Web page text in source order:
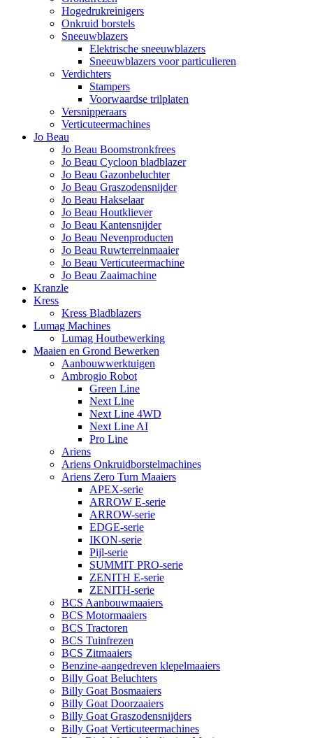
Hogedrukreinigers
Onkruid borstels
Sneeuwblazers
Elektrische sneeuwblazers
Sneeuwblazers voor particulieren
Verdichters
Stampers
Voorwaardse trilplaten
Versnipperaars
Verticuteermachines
Jo Beau
Jo Beau Boomstronkfrees
Jo Beau Cycloon bladblazer
Jo Beau Gazonbeluchter
Jo Beau Graszodensnijder
Jo Beau Hakselaar
Jo Beau Houtkliever
Jo Beau Kantensnijder
Jo Beau Nevenproducten
Jo Beau Ruwterreinmaaier
Jo Beau Verticuteermachine
Jo Beau Zaaimachine
Kranzle
Kress
Kress Bladblazers
Lumag Machines
Lumag Houtbewerking
Maaien en Grond Bewerken
Aanbouwwerktuigen
Ambrogio Robot
Green Line
Next Line
Next Line 4WD
Next Line AI
Pro Line
Ariens
Ariens Onkruidborstelmachines
Ariens Zero Turn Maaiers
APEX-serie
ARROW E-serie
ARROW-serie
EDGE-serie
IKON-serie
Pijl-serie
SUMMIT PRO-serie
ZENITH E-serie
ZENITH-serie
BCS Aanbouwmaaiers
BCS Motormaaiers
BCS Tractoren
BCS Tuinfrezen
BCS Zitmaaiers
Benzine-aangedreven klepelmaaiers
Billy Goat Beluchters
Billy Goat Bosmaaiers
Billy Goat Doorzaaiers
Billy Goat Graszodensnijders
Billy Goat Verticuteermachines